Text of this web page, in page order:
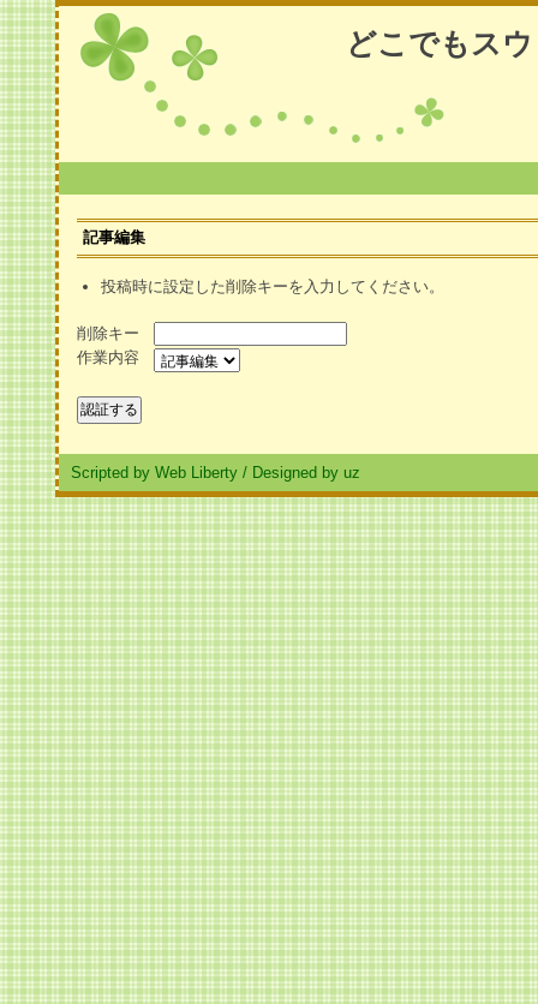
どこでもス
記事編集
投稿時に設定した削除キーを入力してください。
削除キー
作業内容
Scripted by Web Liberty / Designed by uz